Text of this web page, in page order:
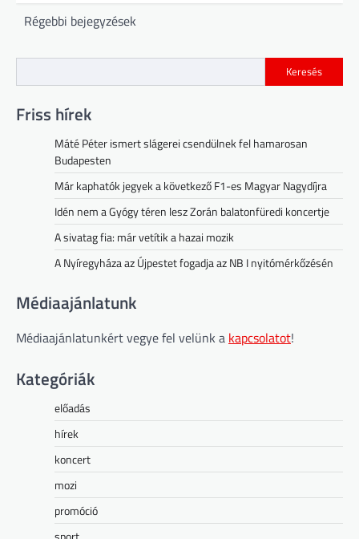
Bejegyzés
Régebbi bejegyzések
Keresés
Friss hírek
Máté Péter ismert slágerei csendülnek fel hamarosan
Budapesten
Már kaphatók jegyek a következő F1-es Magyar Nagydíjra
Idén nem a Gyógy téren lesz Zorán balatonfüredi koncertje
A sivatag fia: már vetítik a hazai mozik
A Nyíregyháza az Újpestet fogadja az NB I nyitómérkőzésén
Médiaajánlatunk
Médiaajánlatunkért vegye fel velünk a kapcsolatot!
Kategóriák
előadás
hírek
koncert
mozi
promóció